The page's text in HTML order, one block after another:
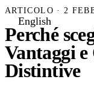
English
ARTICOLO · 2
Perché
Vantaggi
Distintive